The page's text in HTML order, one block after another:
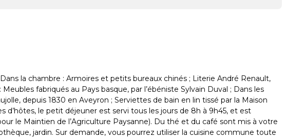
la chambre : Armoires et petits bureaux chinés ; Literie André Renault,
fabriqués au Pays basque, par l’ébéniste Sylvain Duval ; Dans les
depuis 1830 en Aveyron ; Serviettes de bain en lin tissé par la Maison
d’hôtes, le petit déjeuner est servi tous les jours de 8h à 9h45, et est
le Maintien de l’Agriculture Paysanne). Du thé et du café sont mis à votre
jardin. Sur demande, vous pourrez utiliser la cuisine commune toute